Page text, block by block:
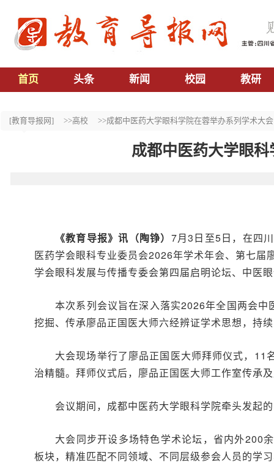
首页 头条 新闻 校园 教研
[教育导报网] >>高校 >>成都中医药大学眼科学院在蓉举办系列学术大
成都中医药大学眼
《教育导报》讯（陶铮） 7月3日至5日，在四
医药学会眼科专业委员会2026年学术年会、第七
学会眼科发展与传播专委会第四届启明论坛、中医
本次系列会议旨在深入落实2026年全国两会中
挖掘、传承廖品正国医大师六经辨证学术思想，持
大会现场举行了廖品正国医大师拜师仪式，11
治精髓。拜师仪式后，廖品正国医大师工作室传承
会议期间，成都中医药大学眼科学院牵头发起
大会同步开设多场特色学术论坛，省内外200
板块，精准匹配不同领域、不同层级参会人员的学